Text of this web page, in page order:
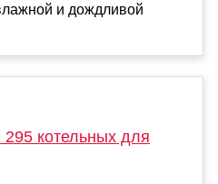
и дождливой
295 котельных для